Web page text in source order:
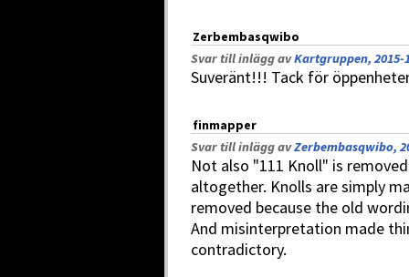
Zerbembasqwibo
Svar till inlägg avKartgruppen, 2015-
Suveränt!!! Tack för
finmapper
Svar till inlägg avZerbembasqwibo,
Not also "111 Knoll" is
altogether. Knolls are simply
removed because the old
And misinterpretation made
contradictory.